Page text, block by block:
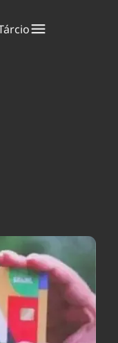
Ambiente
Podcast
Política
Tempo